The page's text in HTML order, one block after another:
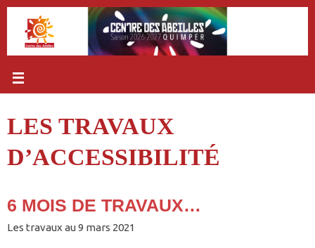
Passer
contenu
LES TRAVAUX
D’ACCESSIBILITÉ
6 MOIS DE TRAVAUX…
Les travaux au 9 mars 2021